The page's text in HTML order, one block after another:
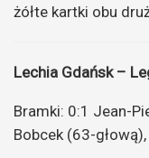
żółte kartki obu
Lechia Gdańsk –
Bramki: 0:1 Jean-
Bobcek (63-